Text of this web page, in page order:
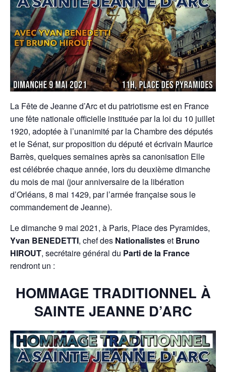
La Fête de Jeanne d’Arc et du patriotisme est en France
une fête nationale officielle instituée par la loi du 10 juillet
1920, adoptée à l’unanimité par la Chambre des députés
et le Sénat, sur proposition du député et écrivain Maurice
Barrès, quelques semaines après sa canonisation Elle
est célébrée chaque année, lors du deuxième dimanche
du mois de mai (jour anniversaire de la libération
d’Orléans, 8 mai 1429, par l’armée française sous le
commandement de Jeanne).
Le dimanche 9 mai 2021, à Paris, Place des Pyramides,
Yvan BENEDETTI, chef des Nationalisteset Bruno
HIROUT, secrétaire général du Parti de la France
rendront un :
HOMMAGE TRADITIONNEL À
SAINTE JEANNE D’ARC